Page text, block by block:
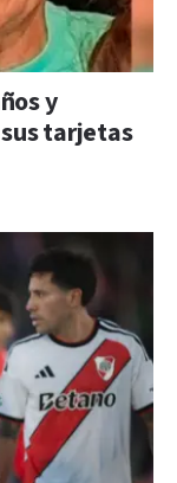
y
tarjetas